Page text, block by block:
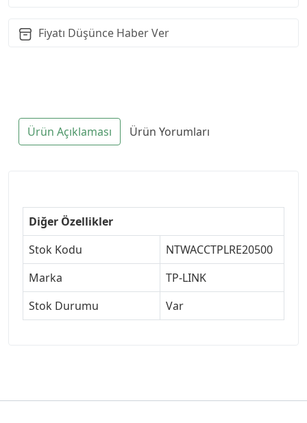
Fiyatı Düşünce Haber Ver
Ürün Açıklaması Ürün Yorumları
Diğer Özellikler
Stok Kodu
NTWACCTPLRE20500
Marka
TP-LINK
Stok Durumu
Var